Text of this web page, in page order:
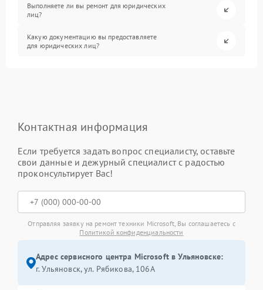
Выполняете ли вы ремонт для юридических
лиц?
Какую документацию вы предоставляете
для юридических лиц?
Контактная информация
Если требуется задать вопрос специалисту, оставьте
свои данные и дежурный специалист с радостью
проконсультирует Вас!
Отправляя заявку на ремонт техники Microsoft, Вы соглашаетесь с
Политикой конфиденциальности
Адрес сервисного центра Microsoft в Ульяновске:
г. Ульяновск, ул. Рябикова, 106А